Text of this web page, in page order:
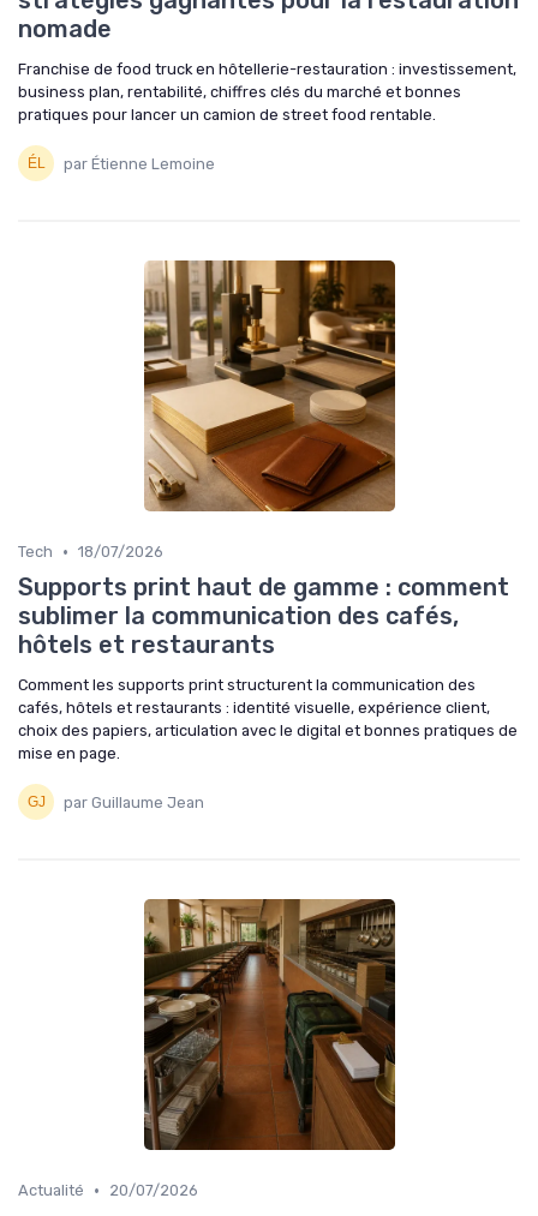
nomade
Franchise de food truck en hôtellerie-restauration : investissement,
business plan, rentabilité, chiffres clés du marché et bonnes
pratiques pour lancer un camion de street food rentable.
par Étienne Lemoine
Tech • 18/07/2026
Supports print haut de gamme : comment
sublimer la communication des cafés,
hôtels et restaurants
Comment les supports print structurent la communication des
cafés, hôtels et restaurants : identité visuelle, expérience client,
choix des papiers, articulation avec le digital et bonnes pratiques de
mise en page.
par Guillaume Jean
Actualité • 20/07/2026